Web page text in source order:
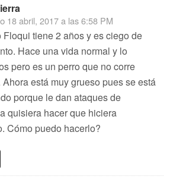
18 abril, 2017 a las 6:58 PM
Floqui tiene 2 años y es ciego de
Hace una vida normal y lo
pero es un perro que no corre
está muy grueso pues se está
porque le dan ataques de
quisiera hacer que hiciera
Cómo puedo hacerlo?